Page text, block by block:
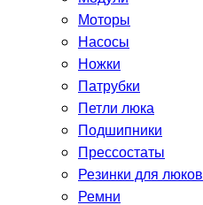
Моторы
Насосы
Ножки
Патрубки
Петли люка
Подшипники
Прессостаты
Резинки для люков
Ремни